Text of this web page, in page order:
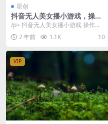
星创
抖音无人美女播小游戏，操作
简单，适合0基础小白一周收
益2500
/p> 抖音无人美女播小游戏 操作简
单，适合0基础小白，一周收益250
0 课程包...
2 年前 1.1K 10
VIP